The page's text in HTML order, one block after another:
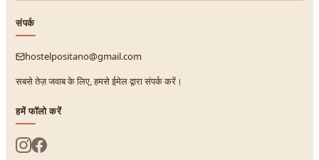
संपर्क
hostelpositano@gmail.com
सबसे तेज़ जवाब के लिए, हमसे ईमेल द्वारा संपर्क करें।
हमें फॉलो करें